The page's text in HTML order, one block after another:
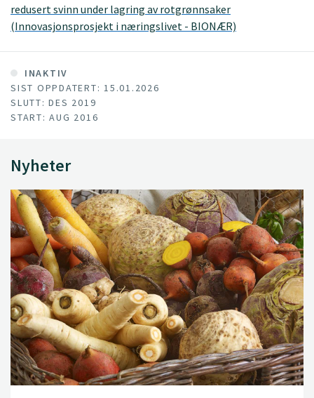
redusert svinn under lagring av rotgrønnsaker
(Innovasjonsprosjekt i næringslivet - BIONÆR)
INAKTIV
SIST OPPDATERT: 15.01.2026
SLUTT: DES 2019
START: AUG 2016
Nyheter